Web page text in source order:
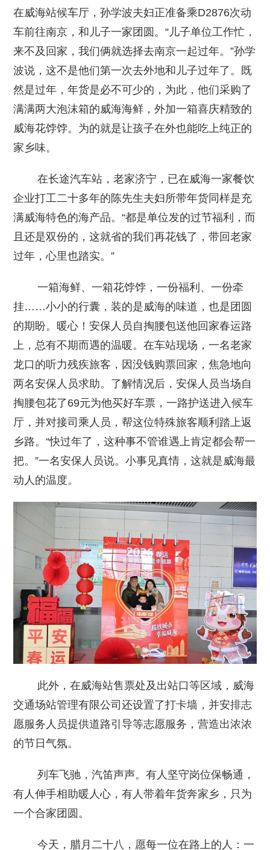
在威海站候车厅，孙学波夫妇正准备乘D2876次动
车前往南京，和儿子一家团圆。“儿子单位工作忙，
来不及回家，我们俩就选择去南京一起过年。”孙学
波说，这不是他们第一次去外地和儿子过年了。既
然是过年，年货是必不可少的，为此，他们采购了
满满两大泡沫箱的威海海鲜，外加一箱喜庆精致的
威海花饽饽。为的就是让孩子在外也能吃上纯正的
家乡味。
在长途汽车站，老家济宁，已在威海一家餐饮
企业打工二十多年的陈先生夫妇所带年货同样是充
满威海特色的海产品。“都是单位发的过节福利，而
且还是双份的，这就省的我们再花钱了，带回老家
过年，心里也踏实。”
一箱海鲜、一箱花饽饽，一份福利、一份牵
挂……小小的行囊，装的是威海的味道，也是团圆
的期盼。暖心！安保人员自掏腰包送他回家春运路
上，总有不期而遇的温暖。在车站现场，一名老家
龙口的听力残疾旅客，因没钱购票回家，焦急地向
两名安保人员求助。了解情况后，安保人员当场自
掏腰包花了69元为他买好车票，一路护送进入候车
厅，并对接司乘人员，帮这位特殊旅客顺利踏上返
乡路。“快过年了，这种事不管谁遇上肯定都会帮一
把。”一名安保人员说。小事见真情，这就是威海最
动人的温度。
此外，在威海站售票处及出站口等区域，威海
交通场站管理有限公司还设置了打卡墙，并安排志
愿服务人员提供道路引导等志愿服务，营造出浓浓
的节日气氛。
列车飞驰，汽笛声声。有人坚守岗位保畅通，
有人伸手相助暖人心，有人带着年货奔家乡，只为
一个合家团圆。
今天，腊月二十八，愿每一位在路上的人：一